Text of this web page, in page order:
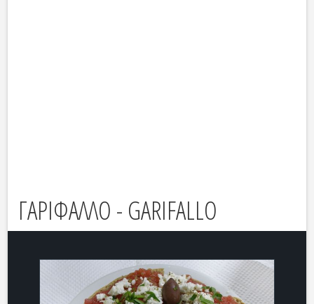
ΓΑΡΙΦΑΛΛΟ - GARIFALLO